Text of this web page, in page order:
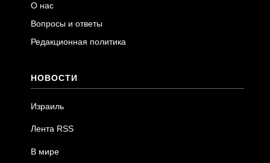
О нас
Вопросы и ответы
Редакционная политика
НОВОСТИ
Израиль
Лента RSS
В мире